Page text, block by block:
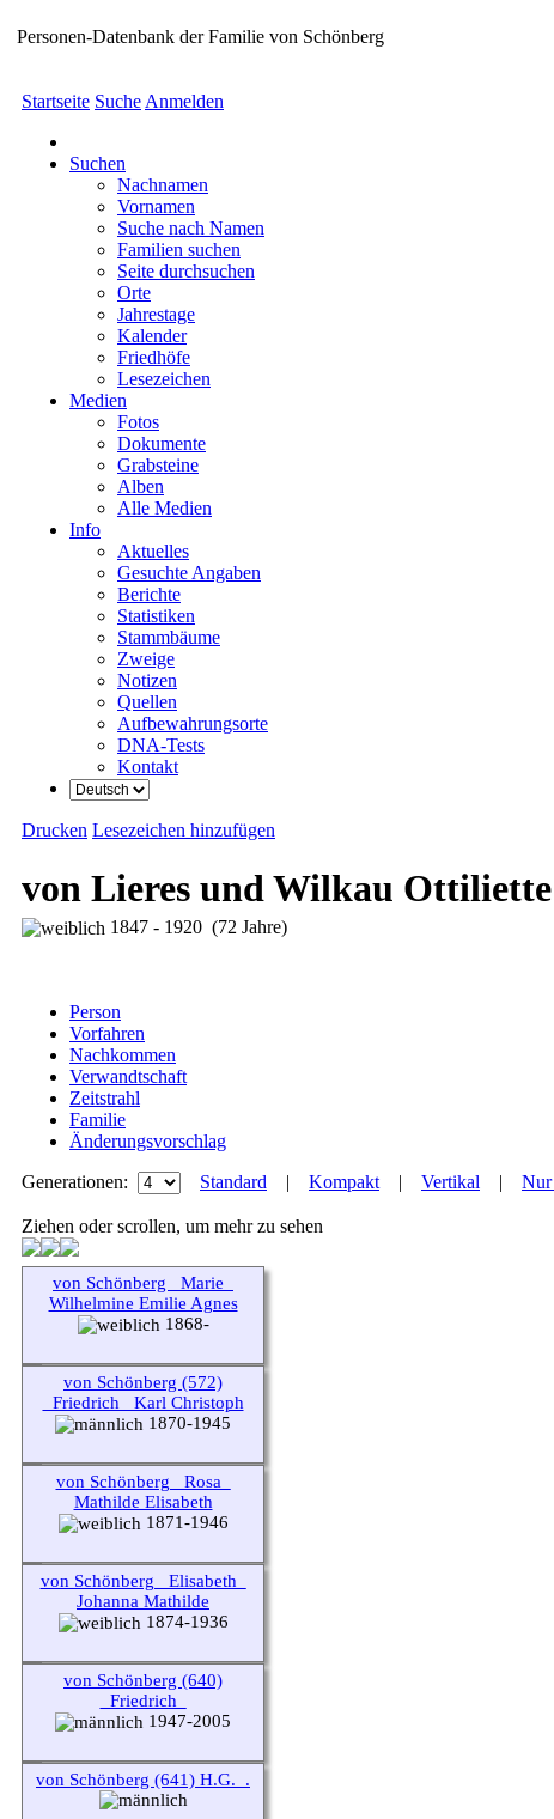
Personen-Datenbank der Familie von Schönberg
Startseite Suche Anmelden
Suchen
Nachnamen
Vornamen
Suche nach Namen
Familien suchen
Seite durchsuchen
Orte
Jahrestage
Kalender
Friedhöfe
Lesezeichen
Medien
Fotos
Dokumente
Grabsteine
Alben
Alle Medien
Info
Aktuelles
Gesuchte Angaben
Berichte
Statistiken
Stammbäume
Zweige
Notizen
Quellen
Aufbewahrungsorte
DNA-Tests
Kontakt
Drucken Lesezeichen hinzufügen
von Lieres und Wilkau Ottiliette
1847 - 1920 (72 Jahre)
Person
Vorfahren
Nachkommen
Verwandtschaft
Zeitstrahl
Familie
Änderungsvorschlag
Generationen:
Standard | Kompakt| Vertikal | Nur
Ziehen oder scrollen, um mehr zu sehen
von Schönberg _Marie_
Wilhelmine Emilie Agnes
1868-
von Schönberg (572)
_Friedrich_ Karl Christoph
1870-1945
von Schönberg _Rosa_
Mathilde Elisabeth
1871-1946
von Schönberg _Elisabeth_
Johanna Mathilde
1874-1936
von Schönberg (640)
_Friedrich_
1947-2005
von Schönberg (641) H.G._.